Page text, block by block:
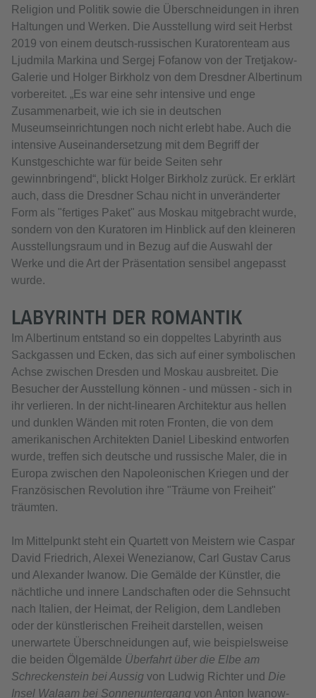
Religion und Politik sowie die Überschneidungen in ihren
Haltungen und Werken. Die Ausstellung wird seit Herbst
2019 von einem deutsch-russischen Kuratorenteam aus
Ljudmila Markina und Sergej Fofanow von der Tretjakow-
Galerie und Holger Birkholz von dem Dresdner Albertinum
vorbereitet. „Es war eine sehr intensive und enge
Zusammenarbeit, wie ich sie in deutschen
Museumseinrichtungen noch nicht erlebt habe. Auch die
intensive Auseinandersetzung mit dem Begriff der
Kunstgeschichte war für beide Seiten sehr
gewinnbringend“, blickt Holger Birkholz zurück. Er erklärt
auch, dass die Dresdner Schau nicht in unveränderter
Form als "fertiges Paket" aus Moskau mitgebracht wurde,
sondern von den Kuratoren im Hinblick auf den kleineren
Ausstellungsraum und in Bezug auf die Auswahl der
Werke und die Art der Präsentation sensibel angepasst
wurde.
LABYRINTH DER ROMANTIK
Im Albertinum entstand so ein doppeltes Labyrinth aus
Sackgassen und Ecken, das sich auf einer symbolischen
Achse zwischen Dresden und Moskau ausbreitet. Die
Besucher der Ausstellung können - und müssen - sich in
ihr verlieren. In der nicht-linearen Architektur aus hellen
und dunklen Wänden mit roten Fronten, die von dem
amerikanischen Architekten Daniel Libeskind entworfen
wurde, treffen sich deutsche und russische Maler, die in
Europa zwischen den Napoleonischen Kriegen und der
Französischen Revolution ihre "Träume von Freiheit"
träumten.
Im Mittelpunkt steht ein Quartett von Meistern wie Caspar
David Friedrich, Alexei Wenezianow, Carl Gustav Carus
und Alexander Iwanow. Die Gemälde der Künstler, die
nächtliche und innere Landschaften oder die Sehnsucht
nach Italien, der Heimat, der Religion, dem Landleben
oder der künstlerischen Freiheit darstellen, weisen
unerwartete Überschneidungen auf, wie beispielsweise
die beiden Ölgemälde Überfahrt über die Elbe am
Schreckenstein bei Aussig von Ludwig Richter und Die
Insel Walaam bei Sonnenuntergang von Anton Iwanow-